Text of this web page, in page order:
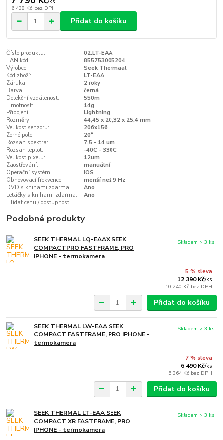
/ks
6 438 Kč bez DPH
Přidat do košíku
Číslo produktu:
02.LT-EAA
EAN kód:
855753005204
Výrobce:
Seek Thermaal
Kód zboží:
LT-EAA
Záruka:
2 roky
Barva:
černá
Detekční vzdálenost:
550m
Hmotnost:
14g
Připojení:
Lightning
Rozměry:
44,45 x 20,32 x 25,4 mm
Velikost senzoru:
206x156
Zorné pole:
20°
Rozsah spektra:
7,5 - 14 um
Rozsah teplot:
-40C - 330C
Velikost pixelu:
12um
Zaostřování:
manuální
Operační systém:
iOS
Obnovovací frekvence:
menší než 9 Hz
DVD s knihami zdarma:
Ano
Letáčky s knihami zdarma:
Ano
Hlídat cenu / dostupnost
Podobné produkty
SEEK THERMAL LQ-EAAX SEEK
COMPACTPRO FASTFRAME, PRO
IPHONE - termokamera
5 % sleva
12 390 Kč/ks
10 240 Kč bez DPH
Skladem > 3 ks
Přidat do košíku
SEEK THERMAL LW-EAA SEEK
COMPACT FASTFRAME, PRO IPHONE -
termokamera
7 % sleva
6 490 Kč/ks
5 364 Kč bez DPH
Skladem > 3 ks
Přidat do košíku
SEEK THERMAL LT-EAA SEEK
COMPACT XR FASTFRAME, PRO
IPHONE - termokamera
Skladem > 3 ks